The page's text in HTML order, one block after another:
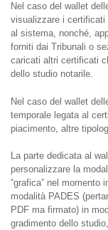
Nel caso del wallet
visualizzare i
al sistema, nonché,
forniti dai Tribunali o
caricati altri certificati
dello studio notarile.
Nel caso del wallet
temporale legata al
piacimento, altre
La parte dedicata al
personalizzare la
“grafica” nel momento
modalità PADES
PDF ma firmato) in
gradimento dello